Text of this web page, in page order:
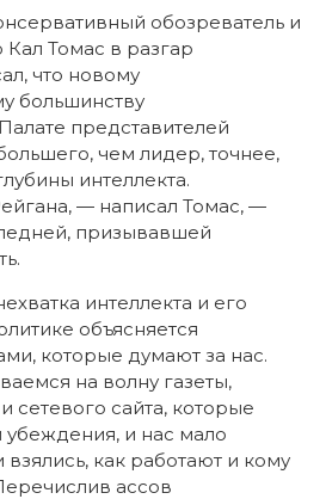
обозреватель и
Томас в разгар
что новому
большинству
представителей
чем лидер, точнее,
интеллекта.
— написал Томас, —
призывавшей
интеллекта и его
объясняется
которые думают за нас.
на волну газеты,
сетевого сайта, которые
и нас мало
взялись, как работают и кому
ассов